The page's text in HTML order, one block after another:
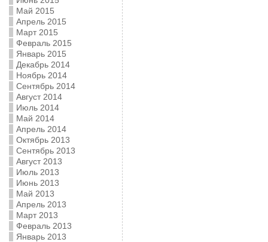
Май 2015
Апрель 2015
Март 2015
Февраль 2015
Январь 2015
Декабрь 2014
Ноябрь 2014
Сентябрь 2014
Август 2014
Июль 2014
Май 2014
Апрель 2014
Октябрь 2013
Сентябрь 2013
Август 2013
Июль 2013
Июнь 2013
Май 2013
Апрель 2013
Март 2013
Февраль 2013
Январь 2013